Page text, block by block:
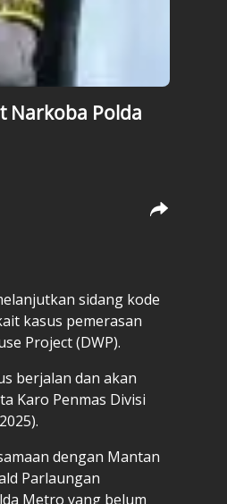
Narkoba Polda
sidang kode
kasus pemerasan
Project (DWP).
berjalan dan akan
Karo Penmas Divisi
dengan Mantan
Parlaungan
Metro yang belum